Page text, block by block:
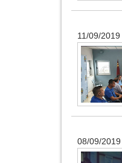
11/09/2019
08/09/2019